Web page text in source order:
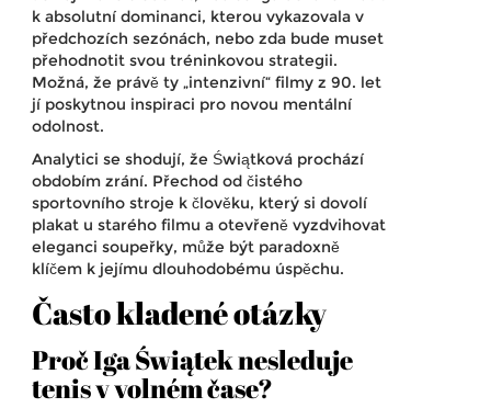
k absolutní dominanci, kterou vykazovala v
předchozích sezónách, nebo zda bude muset
přehodnotit svou tréninkovou strategii.
Možná, že právě ty „intenzivní“ filmy z 90. let
jí poskytnou inspiraci pro novou mentální
odolnost.
Analytici se shodují, že Świątková prochází
obdobím zrání. Přechod od čistého
sportovního stroje k člověku, který si dovolí
plakat u starého filmu a otevřeně vyzdvihovat
eleganci soupeřky, může být paradoxně
klíčem k jejímu dlouhodobému úspěchu.
Často kladené otázky
Proč Iga Świątek nesleduje
tenis v volném čase?